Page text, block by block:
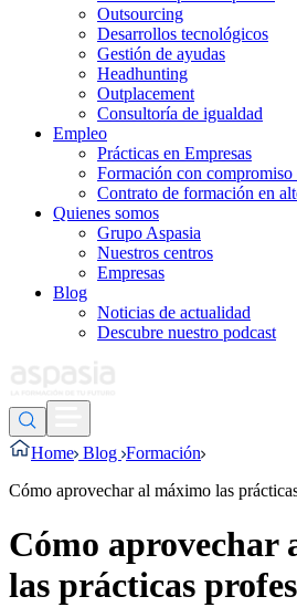
Outsourcing
Desarrollos tecnológicos
Gestión de ayudas
Headhunting
Outplacement
Consultoría de igualdad
Empleo
Prácticas en Empresas
Formación con compromiso
Contrato de formación en
Quienes somos
Grupo Aspasia
Nuestros centros
Empresas
Blog
Noticias de actualidad
Descubre nuestro podcast
Home Blog Formación
Cómo aprovechar al máximo las
Cómo aprovechar
las prácticas